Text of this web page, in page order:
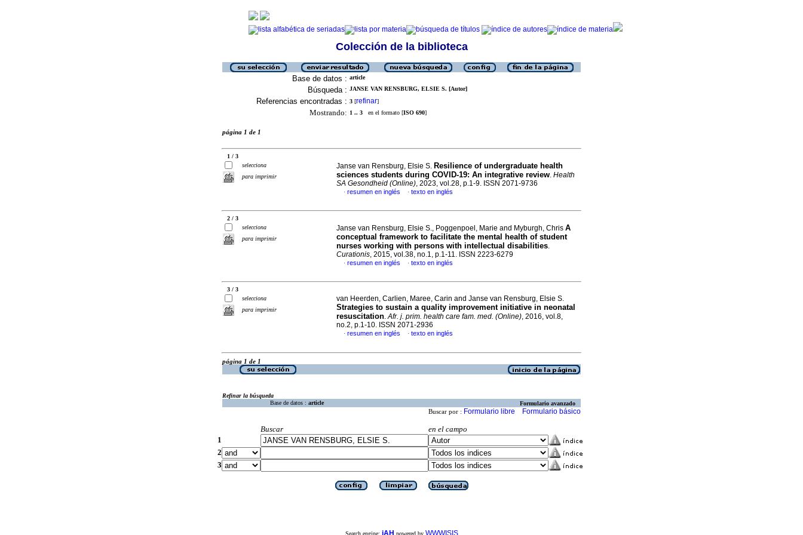
Colección de la biblioteca
Base de datos : article
Búsqueda : JANSE VAN RENSBURG, ELSIE S. [Autor]
Referencias encontradas : 3 [refinar]
Mostrando: 1 .. 3 en el formato [ISO 690]
página 1 de 1
1 / 3
selecciona
para imprimir
Janse van Rensburg, Elsie S. Resilience of undergraduate health
sciences students during COVID-19: An integrative review. Health
SA Gesondheid (Online), 2023, vol.28, p.1-9. ISSN 2071-9736
· resumen en inglés · texto en inglés
2 / 3
selecciona
para imprimir
Janse van Rensburg, Elsie S., Poggenpoel, Marie and Myburgh, Chris A
conceptual framework to facilitate the mental health of student
nurses working with persons with intellectual disabilities.
Curationis, 2015, vol.38, no.1, p.1-11. ISSN 2223-6279
· resumen en inglés · texto en inglés
3 / 3
selecciona
para imprimir
van Heerden, Carlien, Maree, Carin and Janse van Rensburg, Elsie S.
Strategies to sustain a quality improvement initiative in neonatal
resuscitation.Afr. j. prim. health care fam. med. (Online), 2016, vol.8,
no.2, p.1-10. ISSN 2071-2936
· resumen en inglés · texto en inglés
página 1 de 1
Refinar la búsqueda
Base de datos : article Formulario avanzado
Buscar por : Formulario libre Formulario básico
Buscar
en el campo
1
2
3
Search engine: iAH powered by WWWISIS